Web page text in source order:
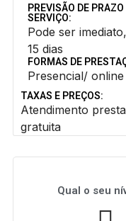
PREVISÃO DE
SERVIÇO:
Pode ser
15 dias
FORMAS DE
Presencial/ online
TAXAS E PREÇOS:
Atendimento
gratuita
Qual o seu